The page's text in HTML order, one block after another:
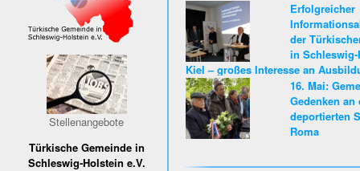
Stellenangebote
Türkische Gemeinde in
Schleswig-Holstein e.V.
Erfolgreicher
der
in
Kiel – großes Interesse an
Karriere beim Land Schleswig-
16. Mai:
Gedenken an
deportierten
Roma